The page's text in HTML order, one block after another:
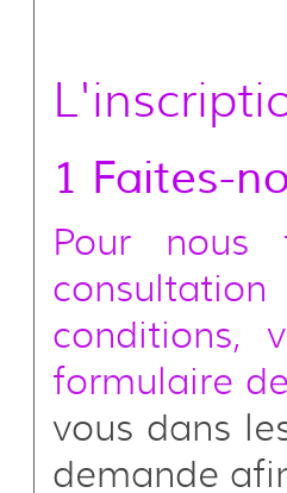
1 Faites-
Pour
conditions,
formulaire
vous dans
demande